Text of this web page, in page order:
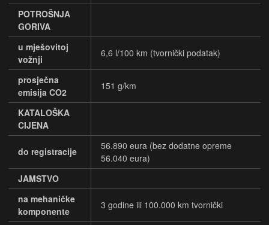
POTROŠNJA
GORIVA
u mješovitoj
vožnji
6,6 l/100 km (tvornički podatak)
prosječna
emisija CO2
151 g/km
KATALOŠKA
CIJENA
do registracije
56.890 eura (bez dodatne opreme
56.040 eura)
JAMSTVO
na mehaničke
komponente
3 godine ili 100.000 km tvornički